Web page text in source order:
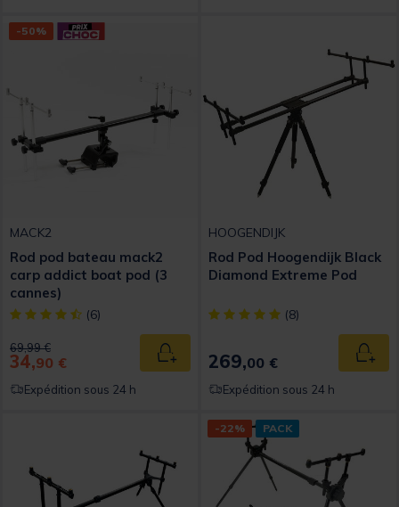
-50%
MACK2
Rod pod bateau mack2
carp addict boat pod (3
cannes)
[object Object] out of 5 Customer Rating
(6)
Price reduced from
69,99 €to
34,90 € Ajouter au panier
Expédition sous 24 h
HOOGENDIJK
Rod Pod Hoogendijk Black
Diamond Extreme Pod
[object Object] out of 5
(8)
269,00 €
Expédition sous 24 h
-22% PACK